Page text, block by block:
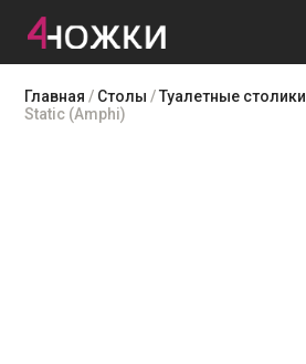
SkipГлавная / Столы /Туалетные столики
Static (Amphi)